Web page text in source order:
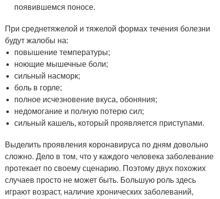
появившемся поносе.
При среднетяжелой и тяжелой формах течения болезни
будут жалобы на:
повышение температуры;
ноющие мышечные боли;
сильный насморк;
боль в горле;
полное исчезновение вкуса, обоняния;
недомогание и полную потерю сил;
сильный кашель, который проявляется приступами.
Выделить проявления коронавируса по дням довольно
сложно. Дело в том, что у каждого человека заболевание
протекает по своему сценарию. Поэтому двух похожих
случаев просто не может быть. Большую роль здесь
играют возраст, наличие хронических заболеваний,